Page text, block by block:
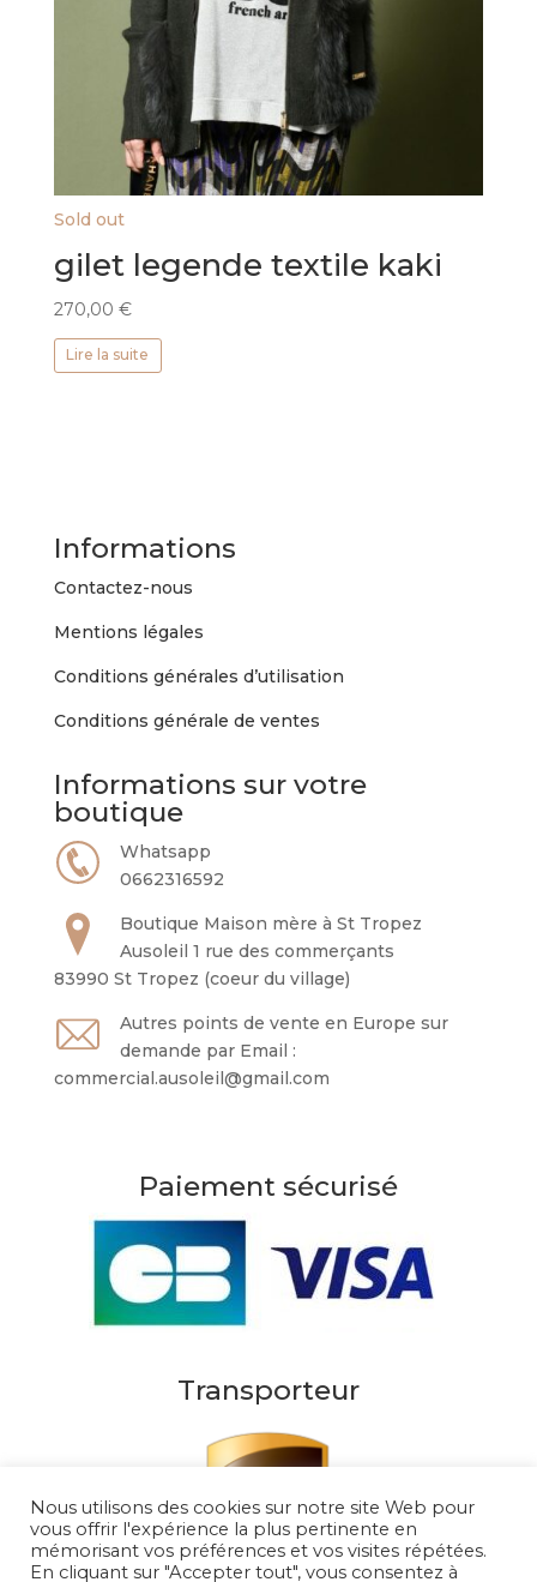
Sold out
gilet legende textile kaki
270,00 €
Lire la suite
Informations
Contactez-nous
Mentions légales
Conditions générales d’utilisation
Conditions générale de ventes
Informations sur votre
boutique
Whatsapp
0662316592
Boutique Maison mère à St Tropez
Ausoleil 1 rue des commerçants
83990 St Tropez (coeur du village)
Autres points de vente en Europe sur
demande par Email :
commercial.ausoleil@gmail.com
Paiement sécurisé
Transporteur
Nous utilisons des cookies sur notre site Web pour
vous offrir l'expérience la plus pertinente en
mémorisant vos préférences et vos visites répétées.
En cliquant sur "Accepter tout", vous consentez à